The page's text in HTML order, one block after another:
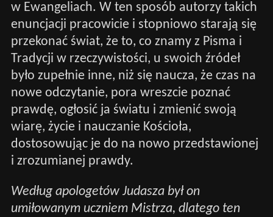
w Ewangeliach. W ten sposób autorzy takich
enuncjacji pracowicie i stopniowo starają się
przekonać świat, że to, co znamy z Pisma i
Tradycji w rzeczywistości, u swoich źródeł
było zupełnie inne, niż się naucza, że czas na
nowe odczytanie, pora wreszcie poznać
prawdę, ogłosić ja światu i zmienić swoją
wiarę, życie i nauczanie Kościoła,
dostosowując je do na nowo przedstawionej
i zrozumianej prawdy.
Według apologetów Judasza był on
umiłowanym uczniem Mistrza, dlatego ten